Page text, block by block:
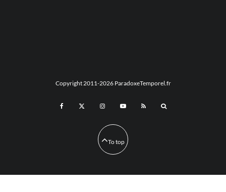
Copyright 2011-2026 ParadoxeTemporel.fr
To top